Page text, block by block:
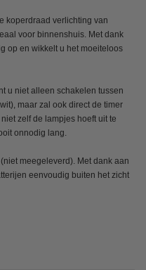
koperdraad verlichting van
voor binnenshuis. Met dank
op en wikkelt u het moeiteloos
u niet alleen schakelen tussen
maar zal ook direct de timer
zelf de lampjes hoeft uit te
onnodig lang.
meegeleverd). Met dank aan
eenvoudig buiten het zicht